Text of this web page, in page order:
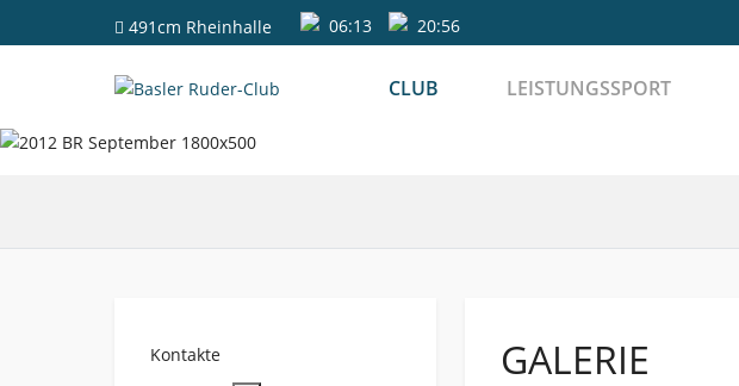
491cm Rheinhalle 06:13 20:56
CLUB LEISTUNGSSPORT
Kontakte
GALERIE